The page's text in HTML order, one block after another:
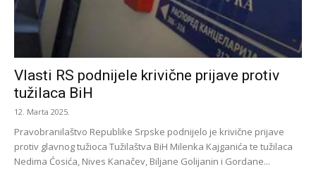
Vlasti RS podnijele krivične prijave protiv
tužilaca BiH
12. Marta 2025.
Pravobranilaštvo Republike Srpske podnijelo je krivične prijave
protiv glavnog tužioca Tužilaštva BiH Milenka Kajganića te tužilaca
Nedima Ćosića, Nives Kanačev, Biljane Golijanin i Gordane...